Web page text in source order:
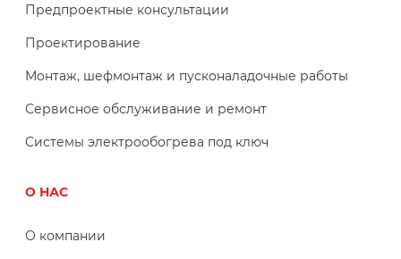
Предпроектные консультации
Проектирование
Монтаж, шефмонтаж и пусконаладочные работы
Сервисное обслуживание и ремонт
Системы электрообогрева под ключ
О НАС
О компании